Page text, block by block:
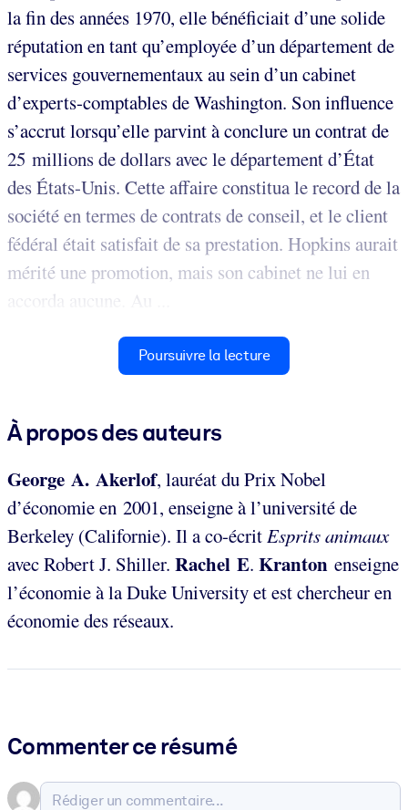
la fin des années 1970, elle bénéficiait d’une solide
réputation en tant qu’employée d’un département de
services gouvernementaux au sein d’un cabinet
d’experts-comptables de Washington. Son influence
s’accrut lorsqu’elle parvint à conclure un contrat de
25 millions de dollars avec le département d’État
des États-Unis. Cette affaire constitua le record de la
société en termes de contrats de conseil, et le client
fédéral était satisfait de sa prestation. Hopkins aurait
mérité une promotion, mais son cabinet ne lui en
accorda aucune. Au ...
Poursuivre la lecture
À propos des auteurs
George A. Akerlof, lauréat du Prix Nobel
d’économie en 2001, enseigne à l’université de
Berkeley (Californie). Il a co-écritEsprits animaux
avec Robert J. Shiller. Rachel E. Kranton enseigne
l’économie à laDuke University et est chercheur en
économie des réseaux.
Commenter ce résumé